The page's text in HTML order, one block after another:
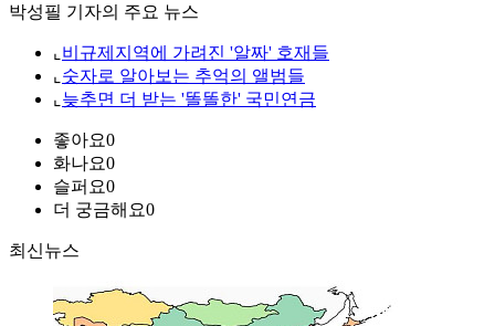
박성필 기자의 주요 뉴스
⌞ 비규제지역에 가려진 '알짜' 호재들
⌞ 숫자로 알아보는 추억의 앨범들
⌞ 늦추면 더 받는 '똘똘한' 국민연금
좋아요0
화나요0
슬퍼요0
더 궁금해요0
최신뉴스